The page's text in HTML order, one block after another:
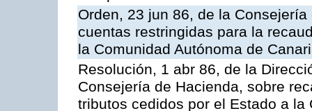
Orden, 23 jun 86, de la
cuentas restringidas para la
la Comunidad Autónoma de
Resolución, 1 abr 86, de la
Consejería de Hacienda, sobre
tributos cedidos por el Estado a